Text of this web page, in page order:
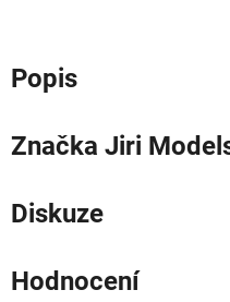
Popis
Značka Jiri
Diskuze
Hodnocení